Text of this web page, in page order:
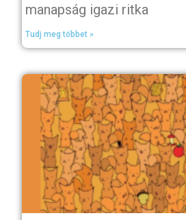
manapság igazi ritka
Tudj meg többet »